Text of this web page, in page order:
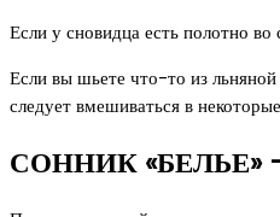
Если у сновидца есть полотно
Если вы шьете что-то из
следует вмешиваться в
СОННИК